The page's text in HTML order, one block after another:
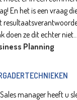
En het is een vraag
doen ze dit echter niet...
Planning
manager heeft u